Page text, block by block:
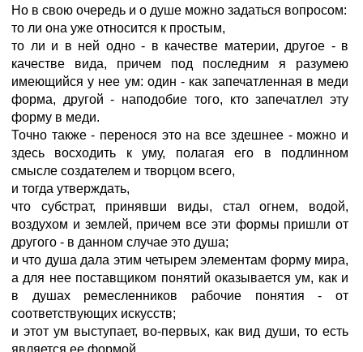
Но в свою очередь и о душе можно задаться вопросом:
то ли она уже относится к простым,
то ли и в ней одно - в качестве материи, другое - в
качестве вида, причем под последним я разумею
имеющийся у нее ум: один - как запечатленная в меди
форма, другой - наподобие того, кто запечатлел эту
форму в меди.
Точно также - перенося это на все здешнее - можно и
здесь восходить к уму, полагая его в подлинном
смысле создателем и творцом всего,
и тогда утверждать,
что субстрат, принявши виды, стал огнем, водой,
воздухом и землей, причем все эти формы пришли от
другого - в данном случае это душа;
и что душа дала этим четырем элементам форму мира,
а для нее поставщиком понятий оказывается ум, как и
в душах ремесленников рабочие понятия - от
соответствующих искусств;
и этот ум выступает, во-первых, как вид души, то есть
является ее формой,